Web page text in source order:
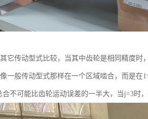
它传动型式比较，当其中齿轮是相同精度
般传动型式那样在一个区域啮合，而是在1
不可能比齿轮运动误差的一半大，当j=3时